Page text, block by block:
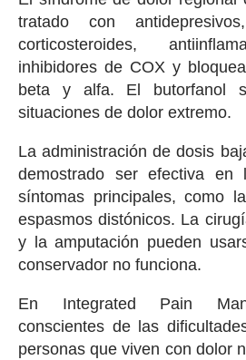
tratado con
corticosteroides,
inhibidores de COX y
beta y alfa. El butorfanol
situaciones de dolor extremo.
La administración de dosis
demostrado ser efectiva
síntomas principales, como
espasmos distónicos. La
y la amputación pueden
conservador no funciona.
En Integrated Pain
conscientes de las
personas que viven con dolor